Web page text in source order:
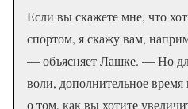
Если вы скажете мне, что
спортом, я скажу вам,
— объясняет Лашке. — Но
воли, дополнительное
о том, как вы хотите